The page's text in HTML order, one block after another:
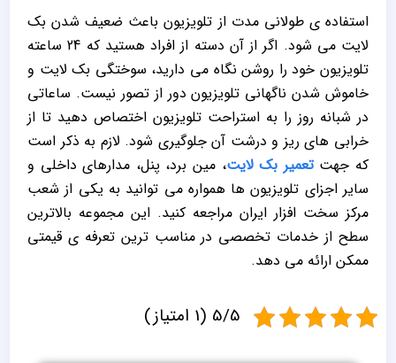
استفاده ی طولانی مدت از تلویزیون باعث ضعیف شدن بک
لایت می شود. اگر از آن دسته از افراد هستید که 24 ساعته
تلویزیون خود را روشن نگاه می دارید، سوختگی بک لایت و
خاموش شدن ناگهانی تلویزیون دور از تصور نیست. ساعاتی
در شبانه روز را به استراحت تلویزیون اختصاص دهید تا از
خرابی های ریز و درشت آن جلوگیری شود. لازم به ذکر است
که جهتتعمیر بک لایت، مین برد، پنل، مدارهای داخلی و
سایر اجزای تلویزیون ها همواره می توانید به یکی از شعب
مرکز سخت افزار ایران مراجعه کنید. این مجموعه بالاترین
سطح از خدمات تخصصی در مناسب ترین تعرفه ی قیمتی
ممکن ارائه می دهد.
5/5 (1 امتیاز)